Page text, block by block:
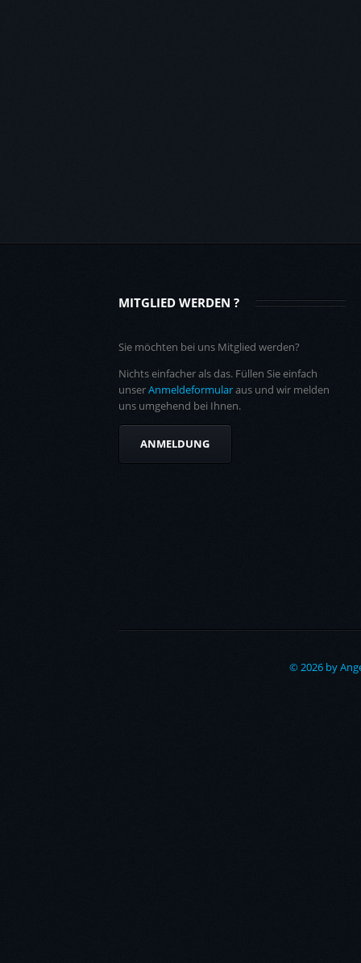
MITGLIED WERDEN ?
Sie möchten bei uns Mitglied werden?
Nichts einfacher als das. Füllen Sie einfach
unserAnmeldeformularaus und wir melden
uns umgehend bei Ihnen.
ANMELDUNG
© 2026 by